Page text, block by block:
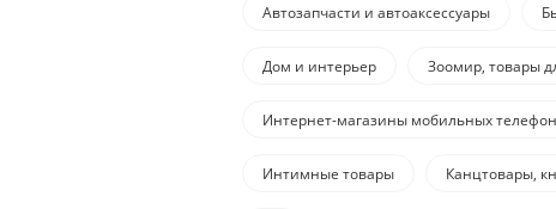
Автозапчасти и автоаксессуары
Дом и интерьер Зоомир, товары
Интернет-магазины мобильных
Интимные товары Канцтовары,